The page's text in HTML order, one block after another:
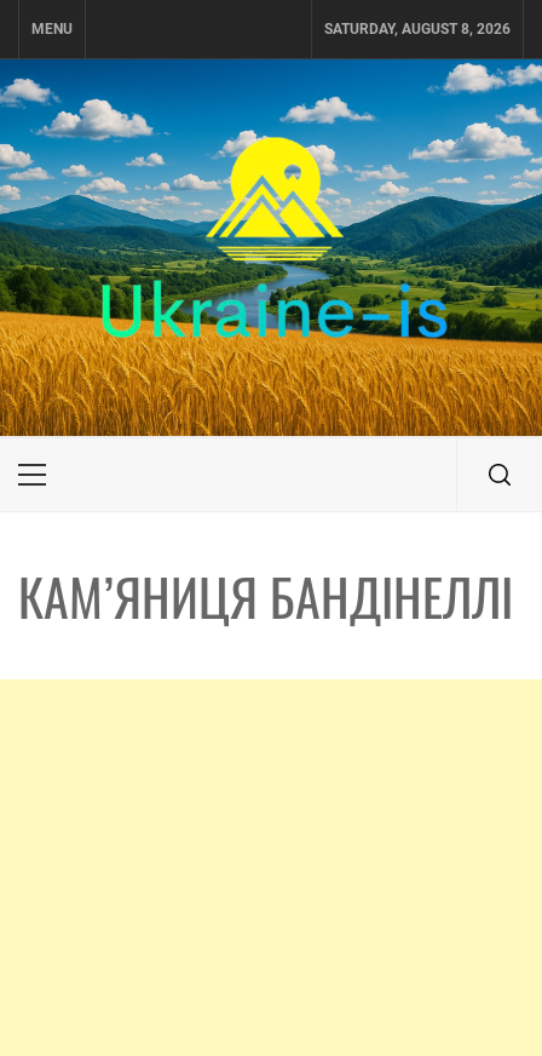
MENU SATURDAY, AUGUST 8, 2026
UKRAINE-IS
ПОДОРОЖI ПО УКРАЇНІ
Primary
КАМ’ЯНИЦЯ БАНДІНЕЛЛІ